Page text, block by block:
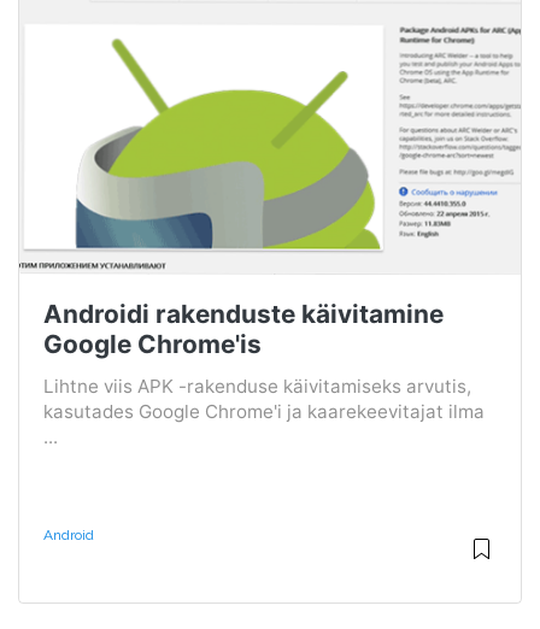
Androidi rakenduste käivitamine
Google Chrome'is
Lihtne viis APK -rakenduse käivitamiseks arvutis,
kasutades Google Chrome'i ja kaarekeevitajat ilma
...
Android